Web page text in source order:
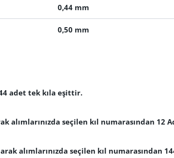
0,44 mm
0,50 mm
adet tek kıla eşittir.
alımlarınızda seçilen kıl numarasından
alımlarınızda seçilen kıl numarasından